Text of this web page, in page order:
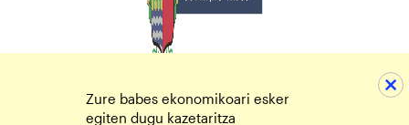
Zure babes ekonomikoari esker
egiten dugu kazetaritza